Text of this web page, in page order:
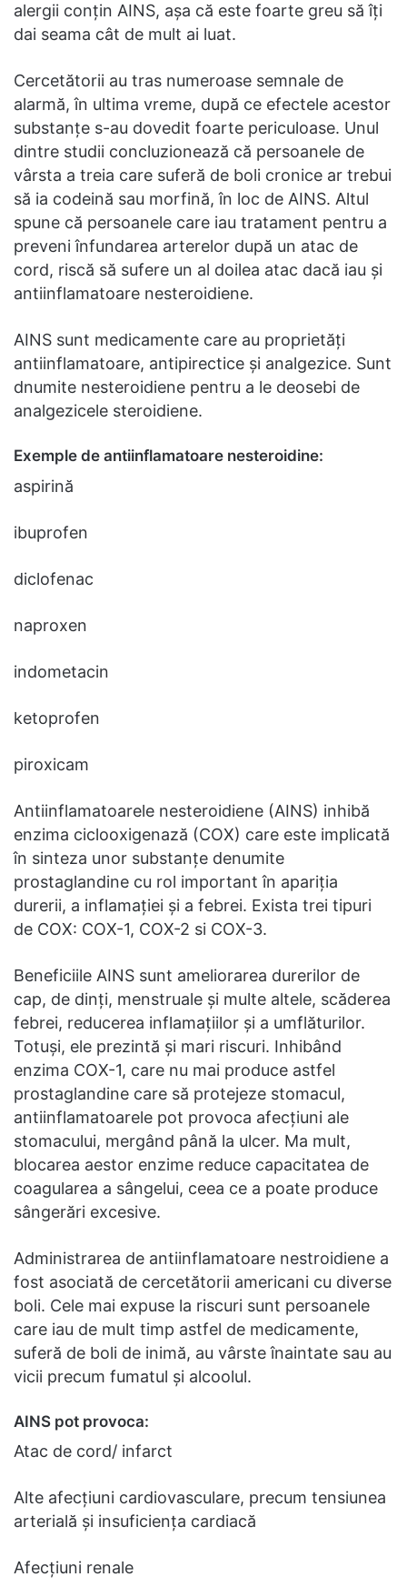
alergii conțin AINS, așa că este foarte greu să îți
dai seama cât de mult ai luat.
Cercetătorii au tras numeroase semnale de
alarmă, în ultima vreme, după ce efectele acestor
substanțe s-au dovedit foarte periculoase. Unul
dintre studii concluzionează că persoanele de
vârsta a treia care suferă de boli cronice ar trebui
să ia codeină sau morfină, în loc de AINS. Altul
spune că persoanele care iau tratament pentru a
preveni înfundarea arterelor după un atac de
cord, riscă să sufere un al doilea atac dacă iau și
antiinflamatoare nesteroidiene.
AINS sunt medicamente care au proprietăți
antiinflamatoare, antipirectice și analgezice. Sunt
dnumite nesteroidiene pentru a le deosebi de
analgezicele steroidiene.
Exemple de antiinflamatoare nesteroidine:
aspirină
ibuprofen
diclofenac
naproxen
indometacin
ketoprofen
piroxicam
Antiinflamatoarele nesteroidiene (AINS) inhibă
enzima ciclooxigenază (COX) care este implicată
în sinteza unor substanțe denumite
prostaglandine cu rol important în apariția
durerii, a inflamației și a febrei. Exista trei tipuri
de COX: COX-1, COX-2 si COX-3.
Beneficiile AINS sunt ameliorarea durerilor de
cap, de dinți, menstruale și multe altele, scăderea
febrei, reducerea inflamațiilor și a umflăturilor.
Totuși, ele prezintă și mari riscuri. Inhibând
enzima COX-1, care nu mai produce astfel
prostaglandine care să protejeze stomacul,
antiinflamatoarele pot provoca afecțiuni ale
stomacului, mergând până la ulcer. Ma mult,
blocarea aestor enzime reduce capacitatea de
coagularea a sângelui, ceea ce a poate produce
sângerări excesive.
Administrarea de antiinflamatoare nestroidiene a
fost asociată de cercetătorii americani cu diverse
boli. Cele mai expuse la riscuri sunt persoanele
care iau de mult timp astfel de medicamente,
suferă de boli de inimă, au vârste înaintate sau au
vicii precum fumatul și alcoolul.
AINS pot provoca:
Atac de cord/ infarct
Alte afecțiuni cardiovasculare, precum tensiunea
arterială și insuficiența cardiacă
Afecțiuni renale